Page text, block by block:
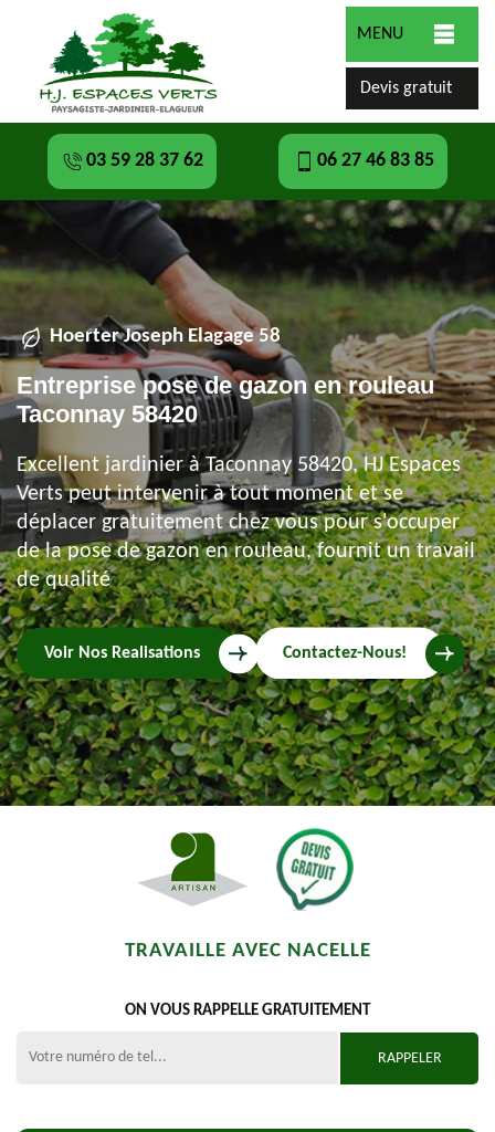
MENU
Devis gratuit
03 59 28 37 62 06 27 46 83 85
Hoerter Joseph Elagage 58
Entreprise pose de gazon en rouleau
Taconnay 58420
Excellent jardinier à Taconnay 58420, HJ Espaces
Verts peut intervenir à tout moment et se
déplacer gratuitement chez vous pour s'occuper
de la pose de gazon en rouleau, fournit un travail
de qualité
Voir Nos Realisations Contactez-Nous!
TRAVAILLE AVEC NACELLE
ON VOUS RAPPELLE GRATUITEMENT